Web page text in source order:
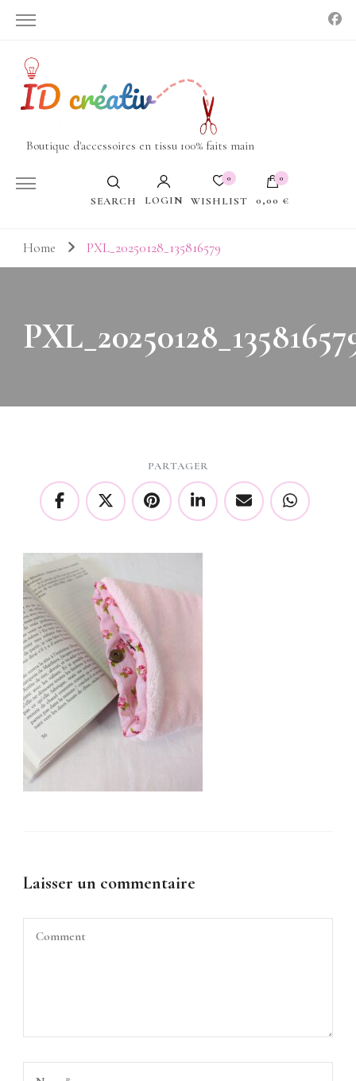
Boutique d'accessoires en tissu 100% faits main
SEARCH LOGIN
0
WISHLIST
0
0,00 €
Votre panier est vide.
Home PXL_20250128_135816579
PARTAGER
Laisser un commentaire